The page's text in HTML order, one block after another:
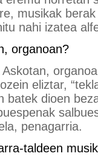
musikak
nahi izatea
organoan?
eliztar,
batek dioen
penagarria.
taldeen